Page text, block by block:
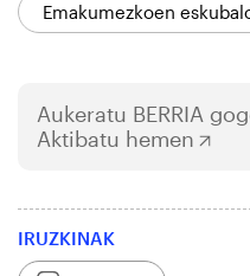
Emakumezkoen
Aukeratu BERRIA
Aktibatu hemen
IRUZKINAK